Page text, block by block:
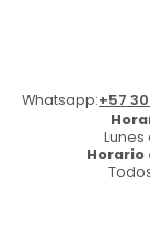
Whatsapp:+57
Lunes
Horario